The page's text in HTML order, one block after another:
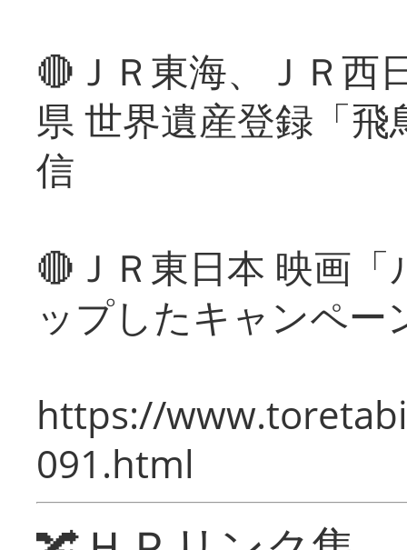
🔴ＪＲ東海、ＪＲ西
県 世界遺産登録「
信
🔴ＪＲ東日本 映画
ップしたキャンペー
https://
091.html